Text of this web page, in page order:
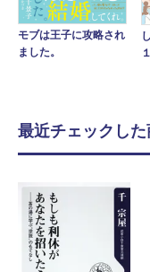
モブは王子に攻略され
ました。
１
最近チェックした